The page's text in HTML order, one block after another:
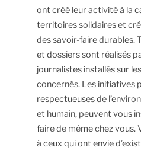
ont créé leur activité à la
territoires solidaires et
des savoir-faire durables.
et dossiers sont réalisés
journalistes installés sur
concernés. Les initiatives
respectueuses de
et humain, peuvent vous
faire de même chez vous.
à ceux qui ont envie